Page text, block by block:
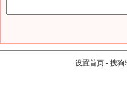
设置首页 - 搜狗